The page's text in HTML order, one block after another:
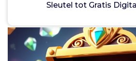
Sleutel tot Gratis